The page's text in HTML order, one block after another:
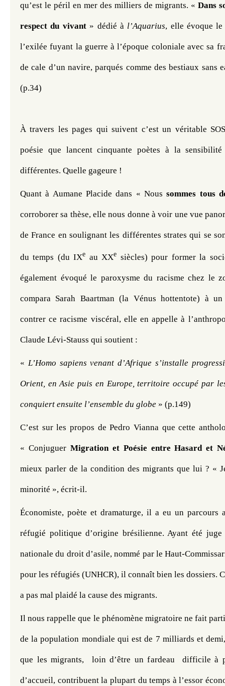
qu’est le péril en mer des milliers de migrants. « Dans
respect du vivant » dédié à l’Aquarius, elle évoque le
l’exilée fuyant la guerre à l’époque coloniale avec sa
de cale d’un navire, parqués comme des bestiaux sans
(p.34)
À travers les pages qui suivent c’est un véritable
poésie que lancent cinquante poètes à la
différentes. Quelle gageure !
Quant à Aumane Placide dans « Nous sommes tous
corroborer sa thèse, elle nous donne à voir une vue
de France en soulignant les différentes strates qui se
du temps (du IXe au XXe siècles) pour former la
également évoqué le paroxysme du racisme chez le
compara Sarah Baartman (la Vénus hottentote) à
contrer ce racisme viscéral, elle en appelle à
Claude Lévi-Stauss qui soutient :
« L’Homo sapiens venant d’Afrique s’installe
Orient, en Asie puis en Europe, territoire occupé par
conquiert ensuite l’ensemble du globe » (p.149)
C’est sur les propos de Pedro Vianna que cette
« Conjuguer Migration et Poésie entre Hasard et
mieux parler de la condition des migrants que lui ? «
minorité », écrit-il.
Économiste, poète et dramaturge, il a eu un parcours
réfugié politique d’origine brésilienne. Ayant été juge
nationale du droit d’asile, nommé par le Haut-
pour les réfugiés (UNHCR), il connaît bien les dossiers.
a pas mal plaidé la cause des migrants.
Il nous rappelle que le phénomène migratoire ne fait
de la population mondiale qui est de 7 milliards et
que les migrants,  loin d’être un fardeau  difficile à
d’accueil, contribuent la plupart du temps à l’essor